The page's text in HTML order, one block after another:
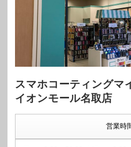
スマホコーティングマ
イオンモール名取店
営業時